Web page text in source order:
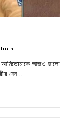
আমিতোমাকে আজও
যেন...